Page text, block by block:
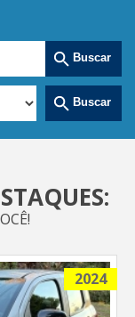
Buscar
Buscar
2024